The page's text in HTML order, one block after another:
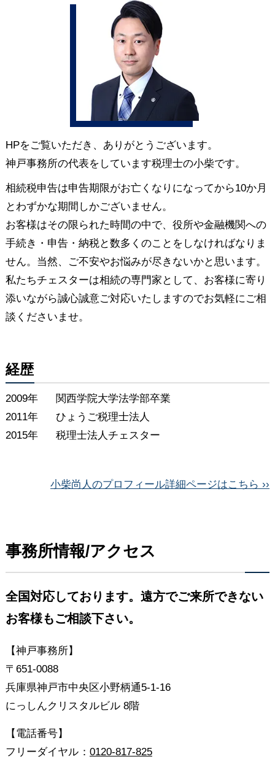
HPをご覧いただき、ありがとうございます。
神戸事務所の代表をしています税理士の小柴です。
相続税申告は申告期限がお亡くなりになってから10か月
とわずかな期間しかございません。
お客様はその限られた時間の中で、役所や金融機関への
手続き・申告・納税と数多くのことをしなければなりま
せん。当然、ご不安やお悩みが尽きないかと思います。
私たちチェスターは相続の専門家として、お客様に寄り
添いながら誠心誠意ご対応いたしますのでお気軽にご相
談くださいませ。
経歴
2009年
関西学院大学法学部卒業
2011年
ひょうご税理士法人
2015年
税理士法人チェスター
小柴尚人のプロフィール詳細ページはこちら ››
事務所情報/アクセス
全国対応しております。遠方でご来所できない
お客様もご相談下さい。
【神戸事務所】
〒651-0088
兵庫県神戸市中央区小野柄通5-1-16
にっしんクリスタルビル 8階
【電話番号】
フリーダイヤル ： 0120-817-825